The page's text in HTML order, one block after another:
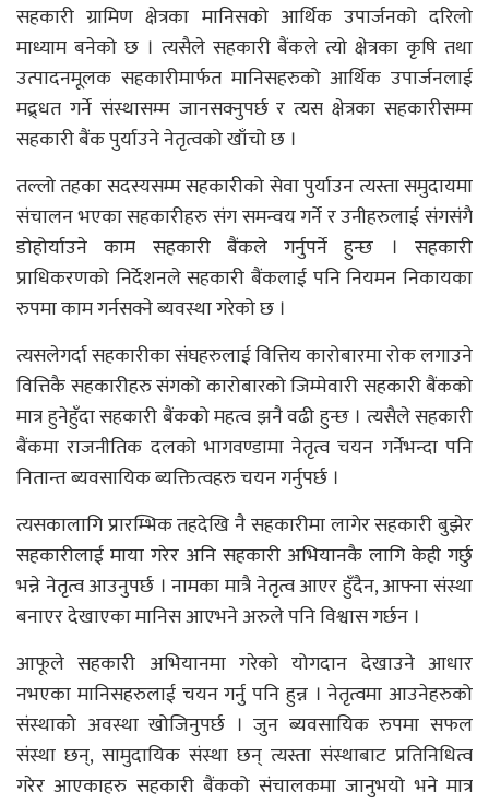
सहकारी ग्रामिण क्षेत्रका मानिसको आर्थिक उपार्जनको दरिलो
माध्याम बनेको छ । त्यसैले सहकारी बैंकले त्यो क्षेत्रका कृषि तथा
उत्पादनमूलक सहकारीमार्फत मानिसहरुको आर्थिक उपार्जनलाई
मद्र्धत गर्ने संस्थासम्म जानसक्नुपर्छ र त्यस क्षेत्रका सहकारीसम्म
सहकारी बैंक पुर्याउने नेतृत्वको खाँचो छ ।
तल्लो तहका सदस्यसम्म सहकारीको सेवा पुर्याउन त्यस्ता समुदायमा
संचालन भएका सहकारीहरु संग समन्वय गर्ने र उनीहरुलाई संगसंगै
डोहोर्याउने काम सहकारी बैंकले गर्नुपर्ने हुन्छ । सहकारी
प्राधिकरणको निर्देशनले सहकारी बैंकलाई पनि नियमन निकायका
रुपमा काम गर्नसक्ने ब्यवस्था गरेको छ ।
त्यसलेगर्दा सहकारीका संघहरुलाई वित्तिय कारोबारमा रोक लगाउने
वित्तिकै सहकारीहरु संगको कारोबारको जिम्मेवारी सहकारी बैंकको
मात्र हुनेहुँदा सहकारी बैंकको महत्व झनै वढी हुन्छ । त्यसैले सहकारी
बैंकमा राजनीतिक दलको भागवण्डामा नेतृत्व चयन गर्नेभन्दा पनि
नितान्त ब्यवसायिक ब्यक्तित्वहरु चयन गर्नुपर्छ ।
त्यसकालागि प्रारम्भिक तहदेखि नै सहकारीमा लागेर सहकारी बुझेर
सहकारीलाई माया गरेर अनि सहकारी अभियानकै लागि केही गर्छु
भन्ने नेतृत्व आउनुपर्छ । नामका मात्रै नेतृत्व आएर हुँदैन, आफ्ना संस्था
बनाएर देखाएका मानिस आएभने अरुले पनि विश्वास गर्छन ।
आफूले सहकारी अभियानमा गरेको योगदान देखाउने आधार
नभएका मानिसहरुलाई चयन गर्नु पनि हुन्न । नेतृत्वमा आउनेहरुको
संस्थाको अवस्था खोजिनुपर्छ । जुन ब्यवसायिक रुपमा सफल
संस्था छन्, सामुदायिक संस्था छन् त्यस्ता संस्थाबाट प्रतिनिधित्व
गरेर आएकाहरु सहकारी बैंकको संचालकमा जानुभयो भने मात्र